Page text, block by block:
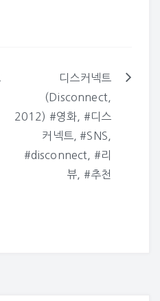
디스커넥트
(Disconnect,
2012) #영화, #디스
커넥트, #SNS,
#disconnect, #리
뷰, #추천